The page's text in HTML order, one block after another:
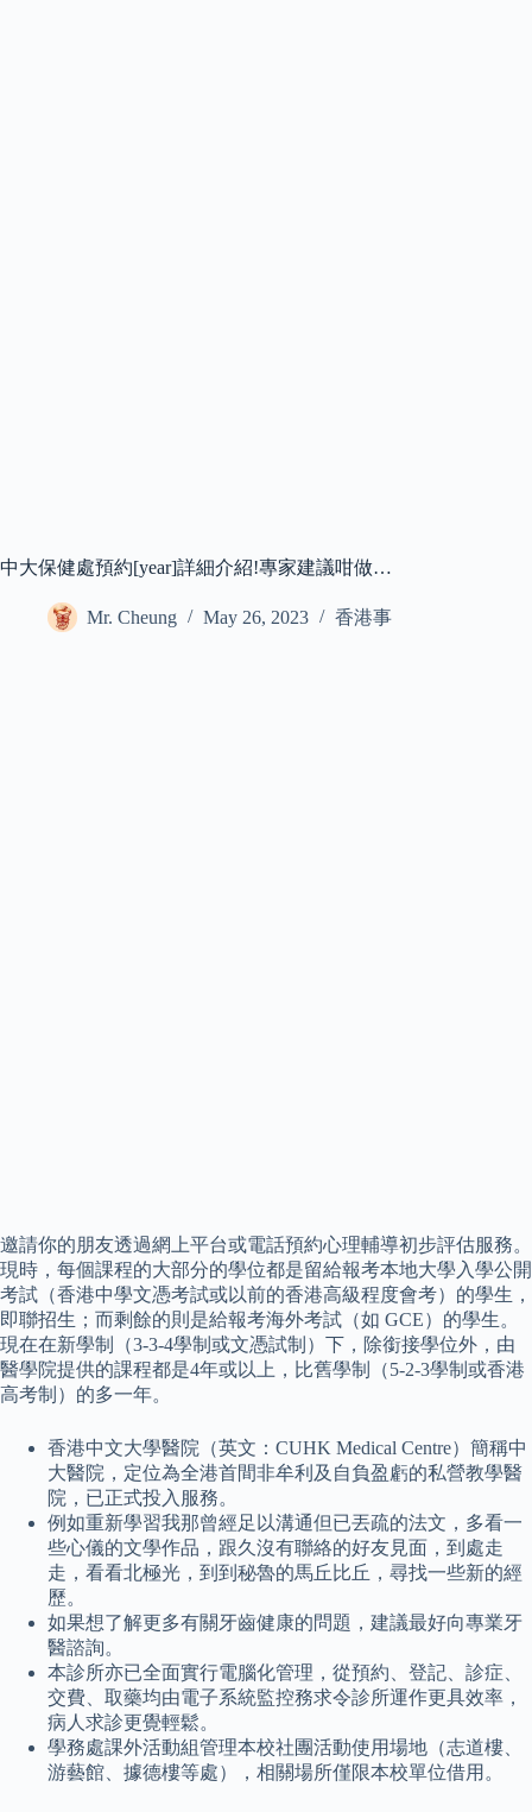
中大保健處預約[year]詳細介紹!專家建議咁做…
Mr. Cheung May 26, 2023 香港事
邀請你的朋友透過網上平台或電話預約心理輔導初步評估服務。
現時，每個課程的大部分的學位都是留給報考本地大學入學公開
考試（香港中學文憑考試或以前的香港高級程度會考）的學生，
即聯招生；而剩餘的則是給報考海外考試（如 GCE）的學生。
現在在新學制（3-3-4學制或文憑試制）下，除銜接學位外，由
醫學院提供的課程都是4年或以上，比舊學制（5-2-3學制或香港
高考制）的多一年。
香港中文大學醫院（英文：CUHK Medical Centre）簡稱中
大醫院，定位為全港首間非牟利及自負盈虧的私營教學醫
院，已正式投入服務。
例如重新學習我那曾經足以溝通但已丟疏的法文，多看一
些心儀的文學作品，跟久沒有聯絡的好友見面，到處走
走，看看北極光，到到秘魯的馬丘比丘，尋找一些新的經
歷。
如果想了解更多有關牙齒健康的問題，建議最好向專業牙
醫諮詢。
本診所亦已全面實行電腦化管理，從預約、登記、診症、
交費、取藥均由電子系統監控務求令診所運作更具效率，
病人求診更覺輕鬆。
學務處課外活動組管理本校社團活動使用場地（志道樓、
游藝館、據德樓等處），相關場所僅限本校單位借用。